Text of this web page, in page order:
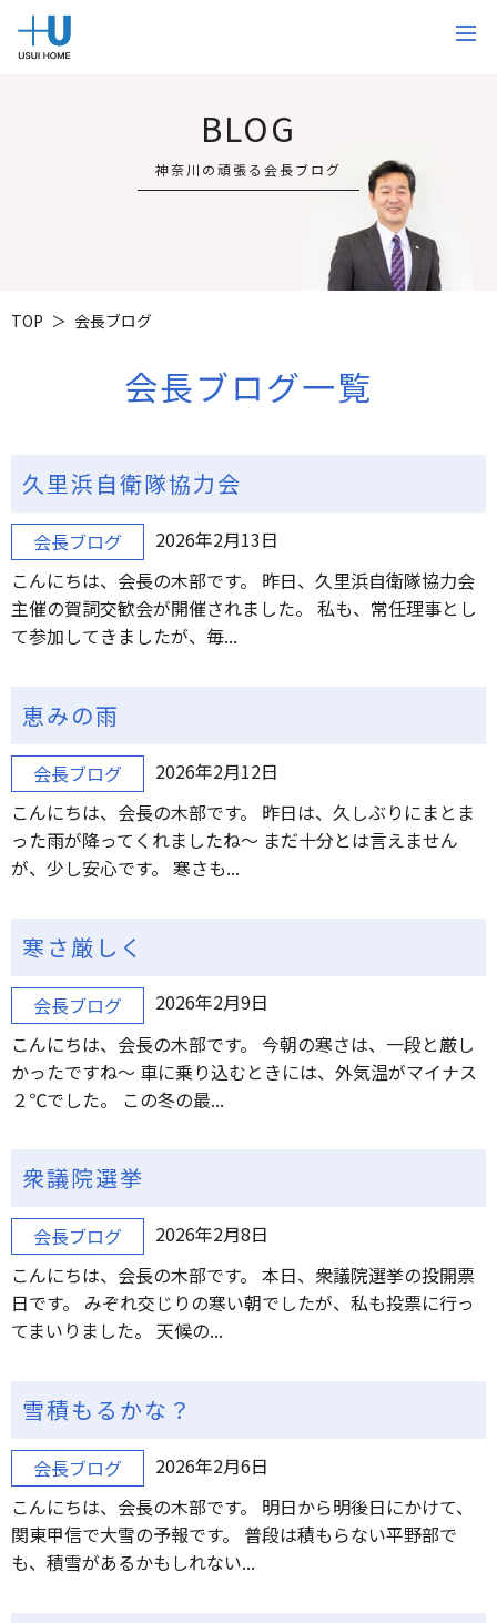
BLOG
神奈川の頑張る会長ブログ
TOP 会長ブログ
会長ブログ一覧
久里浜自衛隊協力会
会長ブログ
2026年2月13日
こんにちは、会長の木部です。 昨日、久里浜自衛隊協力会
主催の賀詞交歓会が開催されました。 私も、常任理事とし
て参加してきましたが、毎...
恵みの雨
会長ブログ
2026年2月12日
こんにちは、会長の木部です。 昨日は、久しぶりにまとま
った雨が降ってくれましたね～ まだ十分とは言えません
が、少し安心です。 寒さも...
寒さ厳しく
会長ブログ
2026年2月9日
こんにちは、会長の木部です。 今朝の寒さは、一段と厳し
かったですね～ 車に乗り込むときには、外気温がマイナス
２℃でした。 この冬の最...
衆議院選挙
会長ブログ
2026年2月8日
こんにちは、会長の木部です。 本日、衆議院選挙の投開票
日です。 みぞれ交じりの寒い朝でしたが、私も投票に行っ
てまいりました。 天候の...
雪積もるかな？
会長ブログ
2026年2月6日
こんにちは、会長の木部です。 明日から明後日にかけて、
関東甲信で大雪の予報です。 普段は積もらない平野部で
も、積雪があるかもしれない...